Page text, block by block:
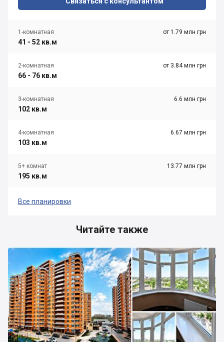
Читайте также
1-комнатная от 1.79 млн грн
41 - 52 кв.м
2-комнатная от 3.84 млн грн
66 - 76 кв.м
3-комнатная 6.6 млн грн
102 кв.м
4-комнатная 6.67 млн грн
103 кв.м
5+ комнат 13.77 млн грн
195 кв.м
Все планировки